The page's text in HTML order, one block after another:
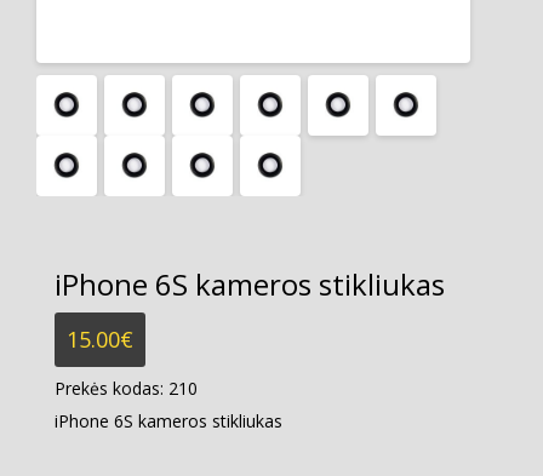
iPhone 6S kameros stikliukas
15.00€
Prekės kodas: 210
iPhone 6S kameros stikliukas